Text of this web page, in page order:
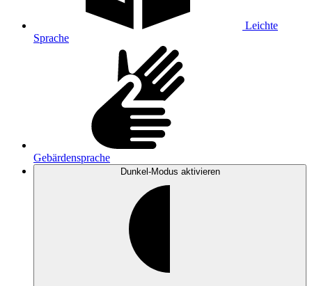
Leichte
Sprache
Gebärdensprache
Dunkel-Modus aktivieren